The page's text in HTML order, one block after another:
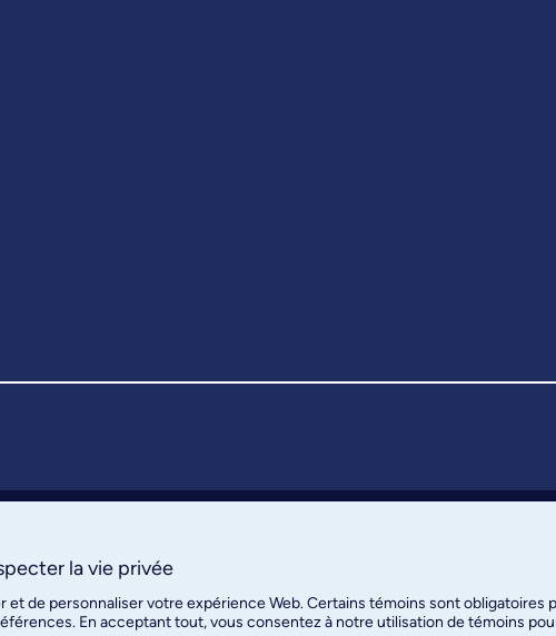
la vie privée
et de personnaliser votre expérience Web. Certains témoins sont
En acceptant tout, vous consentez à notre utilisation de témoins